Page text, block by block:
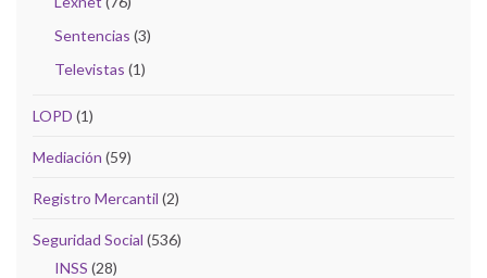
Sentencias (3)
Televistas (1)
LOPD (1)
Mediación (59)
Registro Mercantil (2)
Seguridad Social (536)
INSS (28)